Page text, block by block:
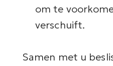
om te
verschuift.
Samen met u